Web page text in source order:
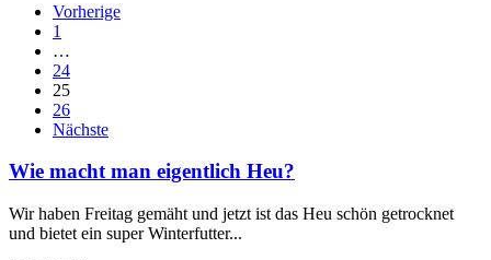
Vorherige
1
…
24
25
26
Nächste
Wie macht man eigentlich Heu?
Wir haben Freitag gemäht und jetzt ist das Heu schön getrocknet
und bietet ein super Winterfutter...